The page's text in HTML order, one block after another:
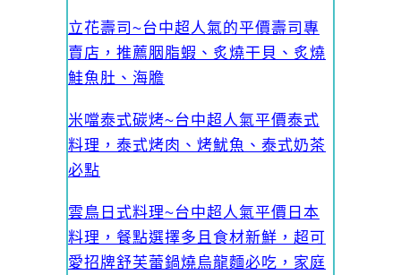
立花壽司~台中超人氣的平價壽司專
賣店，推薦胭脂蝦、炙燒干貝、炙燒
鮭魚肚、海膽
米噹泰式碳烤~台中超人氣平價泰式
料理，泰式烤肉、烤魷魚、泰式奶茶
必點
雲鳥日式料理~台中超人氣平價日本
料理，餐點選擇多且食材新鮮，超可
愛招牌舒芙蕾鍋燒烏龍麵必吃，家庭